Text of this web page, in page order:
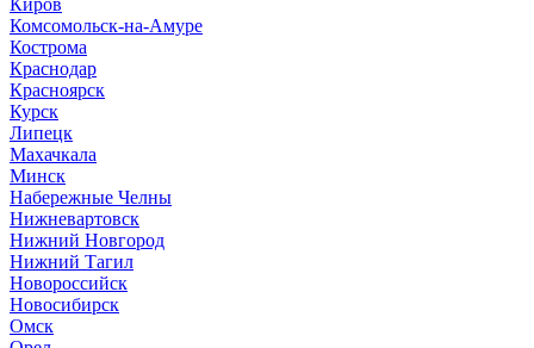
Киров
Комсомольск-на-Амуре
Кострома
Краснодар
Красноярск
Курск
Липецк
Махачкала
Минск
Набережные Челны
Нижневартовск
Нижний Новгород
Нижний Тагил
Новороссийск
Новосибирск
Омск